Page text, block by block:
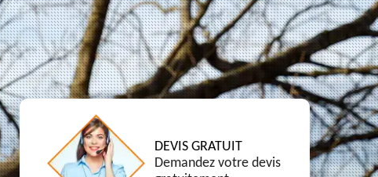
DEVIS GRATUIT
Demandez votre devis